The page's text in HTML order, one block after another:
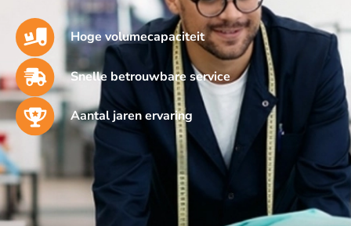
Hoge volumecapaciteit
Snelle betrouwbare service
Aantal jaren ervaring